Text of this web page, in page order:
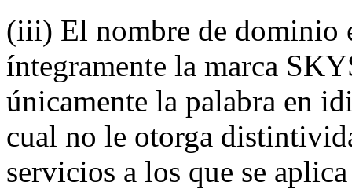
(iii) El nombre de dominio
íntegramente la marca
únicamente la palabra en
cual no le otorga
servicios a los que se